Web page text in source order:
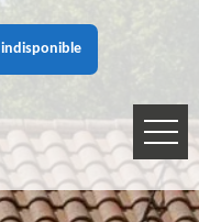
indisponible